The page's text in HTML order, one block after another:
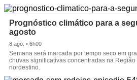
Prognóstico climático para a
agosto
8 ago. • 6h00
Semana será marcada por tempo seco em
chuvas significativas concentradas na Região
nordestino.